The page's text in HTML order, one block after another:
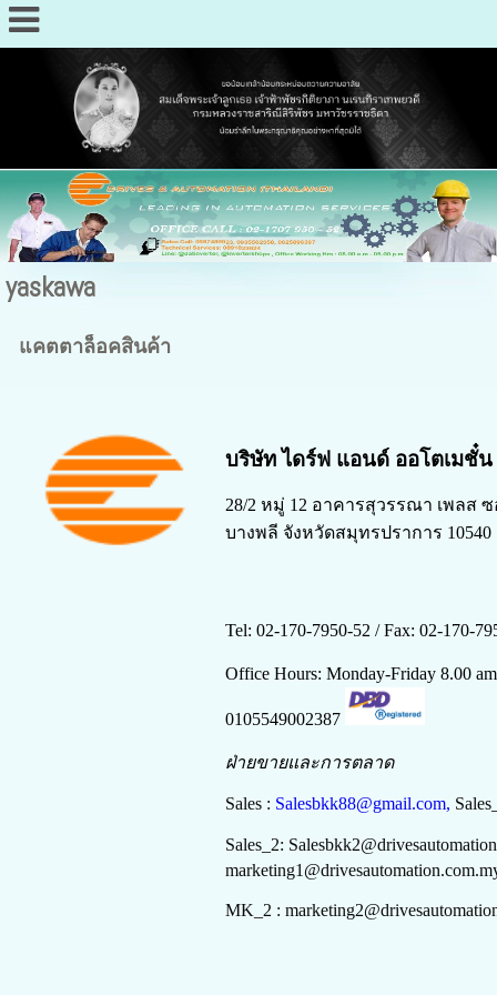
yaskawa
แคตตาล็อคสินค้า
บริษัท ไดร์ฟ แอนด์ ออโตเมชั๋
28/2 หมู่ 12 อาคารสุวรรณา เพลส
บางพลี จังหวัดสมุทรปราการ 10540
Tel: 02-170-7950-52 /Fax: 02-170-
Office Hours: Monday-Friday 8.00
0105549002387
ฝ่ายขายและการตลาด
Sales : Salesbkk88@gmail.com,
Sales_2: Salesbkk2
marketing1
MK_2 : marketing2